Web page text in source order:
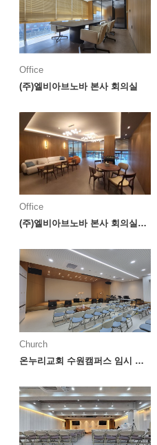
Office
(주)엘비아브노바 본사 회의실
Office
(주)엘비아브노바 본사 회의실&라운지
Church
온누리교회 수원캠퍼스 임시 예배공간